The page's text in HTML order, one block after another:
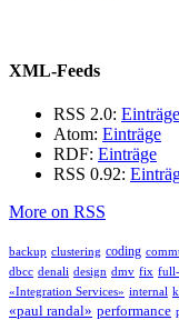
XML-Feeds
RSS 2.0: Einträge
Atom: Einträge
RDF: Einträge
RSS 0.92:
More on RSS
backup clustering coding
dbcc denali design dmv fix
«Integration Services» internal
«paul randal» performance